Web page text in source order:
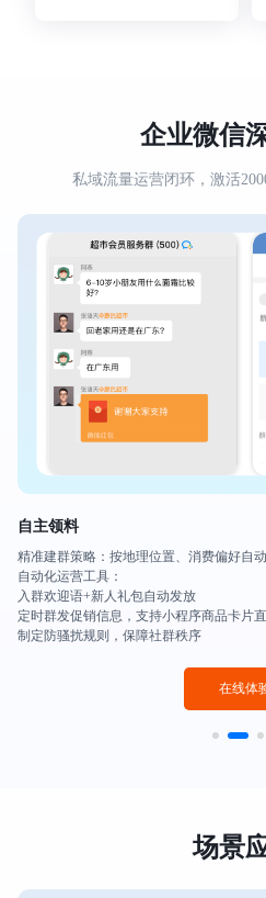
企业微信
私域流量运营闭环，激活
自主领料
精准建群策略：按地理位置、消费偏好自
自动化运营工具：
入群欢迎语+新人礼包自动发放
定时群发促销信息，支持小程序商品卡片
制定防骚扰规则，保障社群秩序
在线体
场景